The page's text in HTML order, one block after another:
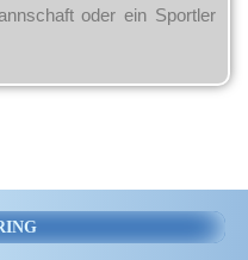
oder ein Sportler